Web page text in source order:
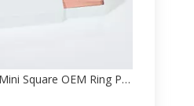
Flash Sale Mini Square OEM Ring Papierbox Verpackung Direktverkauf ab Werk